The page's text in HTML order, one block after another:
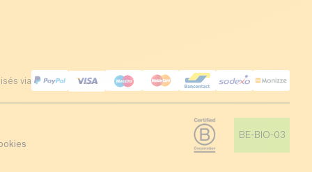
via
BE-BIO-03